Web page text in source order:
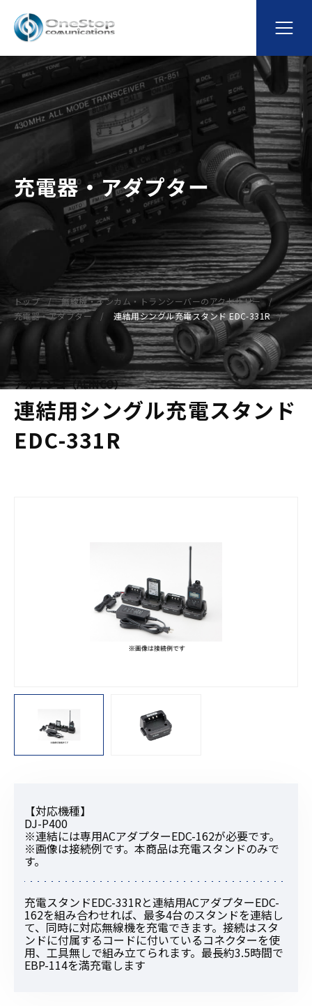
充電器・アダプター
トップ
無線機・インカム・トランシーバーのアクセサリー
充電器・アダプター
連結用シングル充電スタンド EDC-331R
アルインコ（ALINCO）
連結用シングル充電スタンド
EDC-331R
【対応機種】
DJ-P400
※連結には専用ACアダプターEDC-162が必要です。
※画像は接続例です。本商品は充電スタンドのみで
す。
充電スタンドEDC-331Rと連結用ACアダプターEDC-
162を組み合わせれば、最多4台のスタンドを連結し
て、同時に対応無線機を充電できます。接続はスタ
ンドに付属するコードに付いているコネクターを使
用、工具無しで組み立てられます。最長約3.5時間で
EBP-114を満充電します